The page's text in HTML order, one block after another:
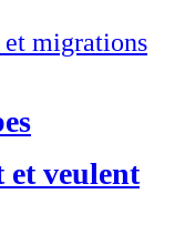
migrations
et veulent